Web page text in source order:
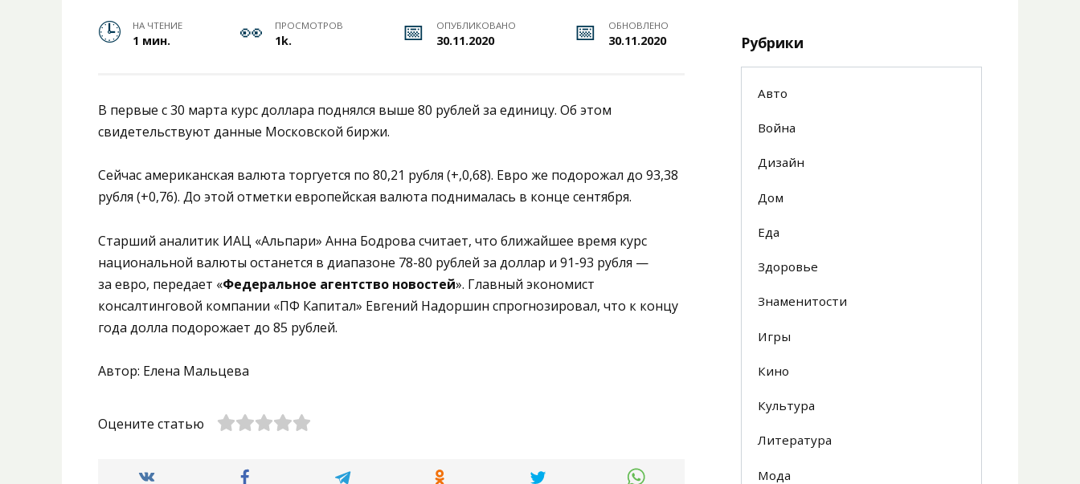
НА ЧТЕНИЕ
1 мин.
ПРОСМОТРОВ
1k.
ОПУБЛИКОВАНО
30.11.2020
ОБНОВЛЕНО
30.11.2020
В первые с 30 марта курс доллара поднялся выше 80 рублей за единицу. Об этом
свидетельствуют данные Московской биржи.
Сейчас американская валюта торгуется по 80,21 рубля (+,0,68). Евро же подорожал до 93,38
рубля (+0,76). До этой отметки европейская валюта поднималась в конце сентября.
Старший аналитик ИАЦ «Альпари» Анна Бодрова считает, что ближайшее время курс
национальной валюты останется в диапазоне 78-80 рублей за доллар и 91-93 рубля —
за евро, передает «Федеральное агентство новостей». Главный экономист
консалтинговой компании «ПФ Капитал» Евгений Надоршин спрогнозировал, что к концу
года долла подорожает до 85 рублей.
Автор: Елена Мальцева
Оцените статью
Рубрики
Авто
Война
Дизайн
Дом
Еда
Здоровье
Знаменитости
Игры
Кино
Культура
Литература
Мода